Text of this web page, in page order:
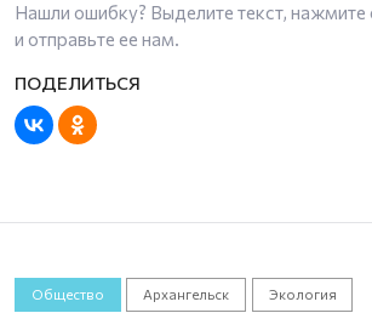
Нашли ошибку? Выделите текст, нажмите
и отправьте ее нам.
Общество Архангельск Экология